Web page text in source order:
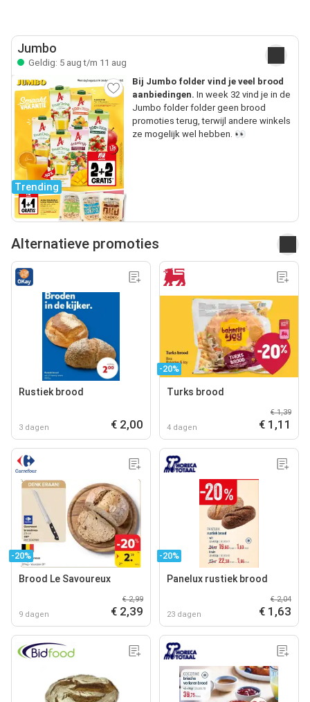
Jumbo
Geldig: 5 aug t/m 11 aug
Trending
Bij Jumbo folder vind je veel brood
aanbiedingen. In week 32 vind je in de
Jumbo folder folder geen brood
promoties terug, terwijl andere winkels
ze mogelijk wel hebben. 👀
Alternatieve promoties
Rustiek brood
3 dagen € 2,00
-20%
Turks brood
4 dagen
€ 1,39
€ 1,11
-20%
Brood Le Savoureux
9 dagen
€ 2,99
€ 2,39
-20%
Panelux rustiek brood
23 dagen
€ 2,04
€ 1,63